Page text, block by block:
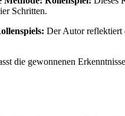
Schritten.
Der Autor reflektiert
die gewonnenen